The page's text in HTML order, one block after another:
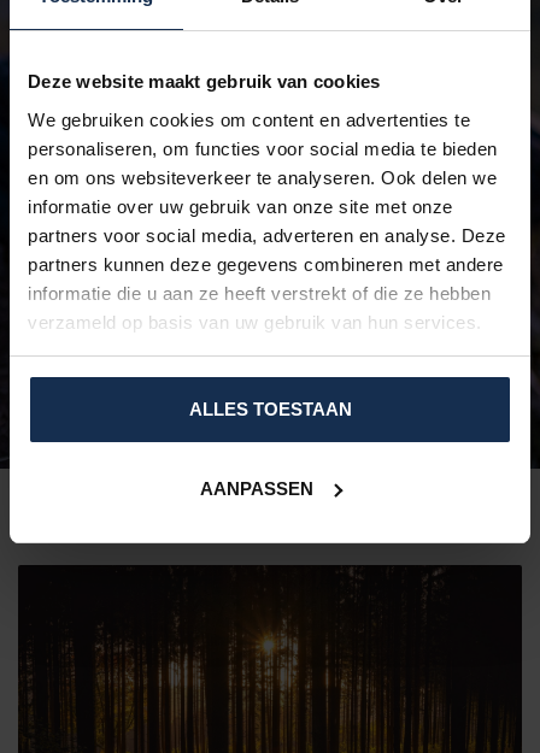
Deze website maakt gebruik van cookies
We gebruiken cookies om content en advertenties te
personaliseren, om functies voor social media te bieden
en om ons websiteverkeer te analyseren. Ook delen we
informatie over uw gebruik van onze site met onze
partners voor social media, adverteren en analyse. Deze
partners kunnen deze gegevens combineren met andere
informatie die u aan ze heeft verstrekt of die ze hebben
verzameld op basis van uw gebruik van hun services.
ALLES TOESTAAN
AANPASSEN
DE BESTE HANDSCHOENEN
Goed geïsoleerd, optimaal verwarmingsoppervlak, soepel en
unieke Dual Heating technologie
BEKIJK HIER